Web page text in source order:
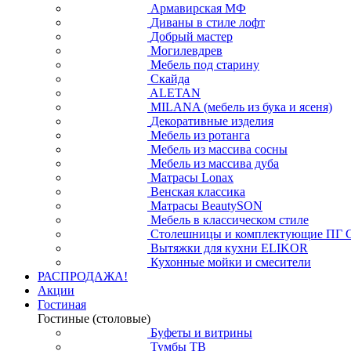
Армавирская МФ
Диваны в стиле лофт
Добрый мастер
Могилевдрев
Мебель под старину
Скайда
ALETAN
MILANA (мебель из бука и ясеня)
Декоративные изделия
Мебель из ротанга
Мебель из массива сосны
Мебель из массива дуба
Матрасы Lonax
Венская классика
Матрасы BeautySON
Мебель в классическом стиле
Столешницы и комплектующие ПГ
Вытяжки для кухни ELIKOR
Кухонные мойки и смесители
РАСПРОДАЖА!
Акции
Гостиная
Гостиные (столовые)
Буфеты и витрины
Тумбы ТВ